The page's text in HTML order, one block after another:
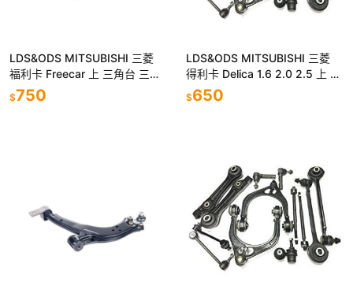
LDS&ODS MITSUBISHI 三菱
福利卡 Freecar 上 三角台 三角
架 總成件
$750
LDS&ODS MITSUBISHI 三菱
得利卡 Delica 1.6 2.0 2.5 上 三
角台 三角架
$650